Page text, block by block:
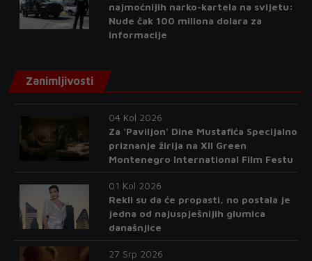
najmoćnijih narko-kartela na svijetu:
Nude čak 100 miliona dolara za
informacije
Zanimljivosti
04 Kol 2026
Za 'Paviljon' Dine Mustafića Specijalno
priznanje žirija na XII Green
Montenegro International Film Festu
01 Kol 2026
Rekli su da će propasti, no postala je
jedna od najuspješnijih glumica
današnjice
27 Srp 2026